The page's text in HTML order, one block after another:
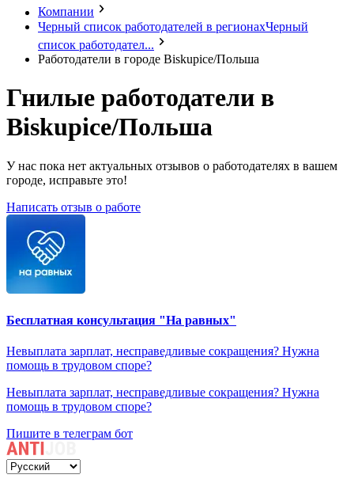
Компании
Черный список работодателей в регионахЧерный
список работодател...
Работодатели в городе Biskupice/Польша
Гнилые работодатели в
Biskupice/Польша
У нас пока нет актуальных отзывов о работодателях в вашем
городе, исправьте это!
Написать отзыв о работе
Бесплатная консультация "На равных"
Невыплата зарплат, несправедливые сокращения? Нужна
помощь в трудовом споре?
Невыплата зарплат, несправедливые сокращения? Нужна
помощь в трудовом споре?
Пишите в телеграм бот